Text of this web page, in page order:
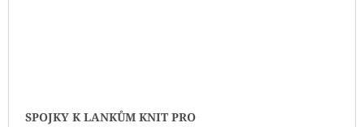
SPOJKY K LANKŮM KNIT PRO